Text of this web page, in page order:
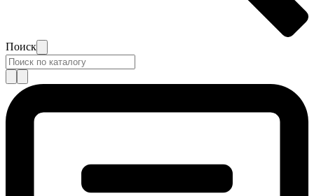
Поиск